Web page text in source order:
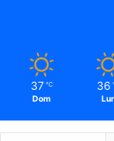
37 ℃
Dom
36